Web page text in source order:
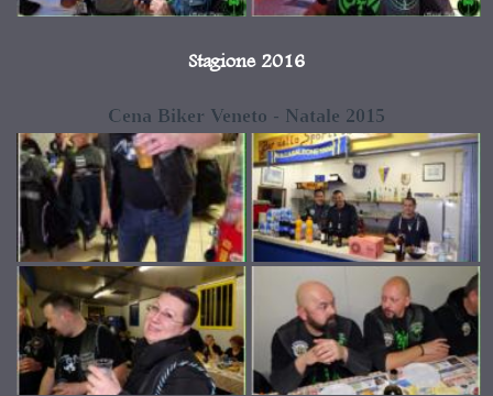
Stagione 2016
Cena Biker Veneto - Natale 2015